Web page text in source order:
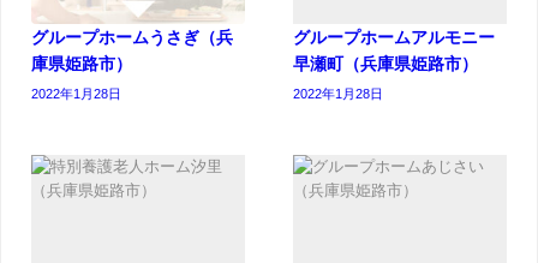
グループホームうさぎ（兵
庫県姫路市）
2022年1月28日
グループホームアルモニー
早瀬町（兵庫県姫路市）
2022年1月28日